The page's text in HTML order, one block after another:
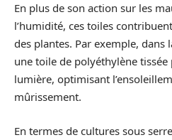
En plus de son action sur les
l’humidité, ces toiles
des plantes. Par exemple, dans
une toile de polyéthylène
lumière, optimisant
mûrissement.
En termes de cultures sous